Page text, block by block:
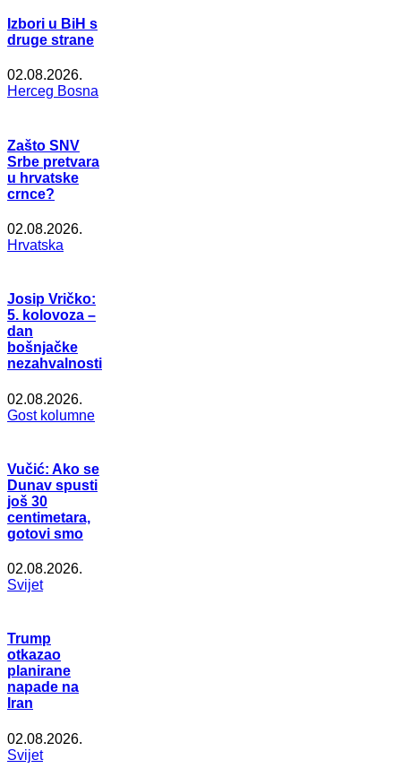
Izbori u BiH s
druge strane
02.08.2026.
Herceg Bosna
Zašto SNV
Srbe pretvara
u hrvatske
crnce?
02.08.2026.
Hrvatska
Josip Vričko:
5. kolovoza –
dan
bošnjačke
nezahvalnosti
02.08.2026.
Gost kolumne
Vučić: Ako se
Dunav spusti
još 30
centimetara,
gotovi smo
02.08.2026.
Svijet
Trump
otkazao
planirane
napade na
Iran
02.08.2026.
Svijet